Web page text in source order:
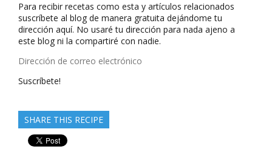
Para recibir recetas como esta y artículos relacionados
suscríbete al blog de manera gratuita dejándome tu
dirección aquí. No usaré tu dirección para nada ajeno a
este blog ni la compartiré con nadie.
Dirección
correo
Suscríbete!
SHARE THIS RECIPE